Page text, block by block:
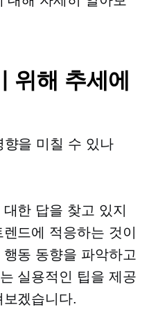
위해 추세에
향을 미칠 수 있나
한 답을 찾고 있지
드에 적응하는 것이
동 동향을 파악하고
실용적인 팁을 제공
겠습니다.